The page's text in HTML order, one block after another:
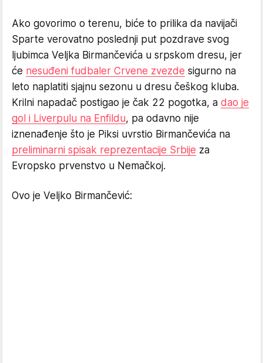
Ako govorimo o terenu, biće to prilika da navijači
Sparte verovatno poslednji put pozdrave svog
ljubimca Veljka Birmančevića u srpskom dresu, jer
će nesuđeni fudbaler Crvene zvezde sigurno na
leto naplatiti sjajnu sezonu u dresu češkog kluba.
Krilni napadač postigao je čak 22 pogotka, a dao je
gol i Liverpulu na Enfildu, pa odavno nije
iznenađenje što je Piksi uvrstio Birmančevića na
preliminarni spisak reprezentacije Srbije za
Evropsko prvenstvo u Nemačkoj.
Ovo je Veljko Birmančević: